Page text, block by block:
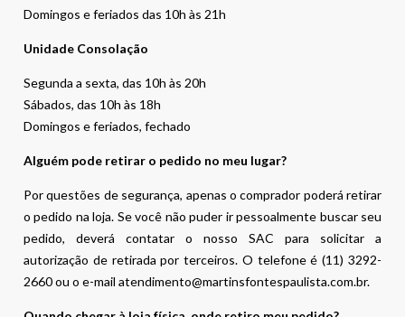
Domingos e feriados das 10h às 21h
Unidade Consolação
Segunda a sexta, das 10h às 20h
Sábados, das 10h às 18h
Domingos e feriados, fechado
Alguém pode retirar o pedido no meu lugar?
Por questões de segurança, apenas o comprador poderá retirar
o pedido na loja. Se você não puder ir pessoalmente buscar seu
pedido, deverá contatar o nosso SAC para solicitar a
autorização de retirada por terceiros. O telefone é (11) 3292-
2660 ou o e-mail atendimento@martinsfontespaulista.com.br.